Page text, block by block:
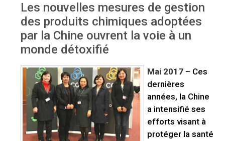
chimiques de la Chine
Les nouvelles mesures de gestion
des produits chimiques adoptées
par la Chine ouvrent la voie à un
monde détoxifié
Mai 2017 – Ces
dernières
années, la Chine
a intensifié ses
efforts visant à
protéger la santé